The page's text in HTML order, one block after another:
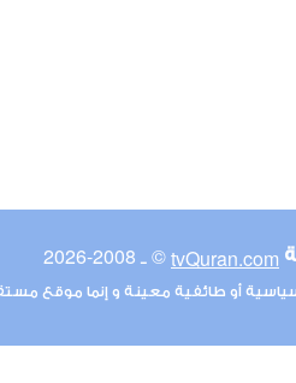
tvQuran.com© ـ 2008-2026
أو طائفية معينة و إنما موقع